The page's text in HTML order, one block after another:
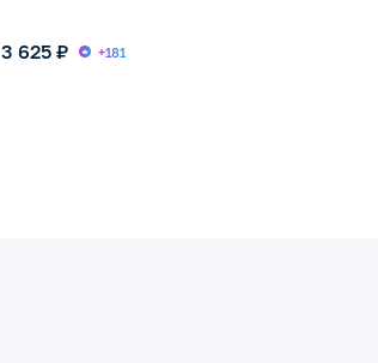
3 625 ₽ +181